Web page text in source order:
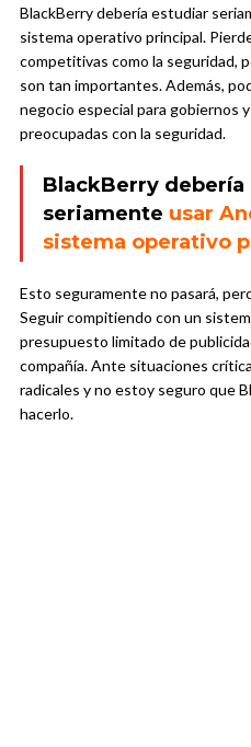
BlackBerry debería estudiar
sistema operativo principal.
competitivas como la seguridad,
son tan importantes. Además,
negocio especial para gobiernos
preocupadas con la seguridad.
BlackBerry
seriamente usar
sistema operativo
Esto seguramente no pasará,
Seguir compitiendo con un
presupuesto limitado de
compañía. Ante situaciones
radicales y no estoy seguro que
hacerlo.